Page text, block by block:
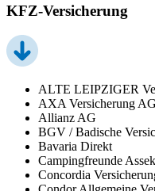
KFZ-Versicherung
ALTE LEIPZIGER
AXA Versicherung AG
Allianz AG
BGV / Badische
Bavaria Direkt
Campingfreunde
Concordia